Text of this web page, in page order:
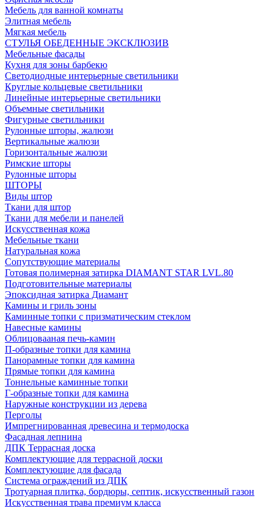
Мебель для ванной комнаты
Элитная мебель
Мягкая мебель
СТУЛЬЯ ОБЕДЕННЫЕ ЭКСКЛЮЗИВ
Мебельные фасады
Кухня для зоны барбекю
Светодиодные интерьерные светильники
Круглые кольцевые светильники
Линейные интерьерные светильники
Объемные светильники
Фигурные светильники
Рулонные шторы, жалюзи
Вертикальные жалюзи
Горизонтальные жалюзи
Римские шторы
Рулонные шторы
ШТОРЫ
Виды штор
Ткани для штор
Ткани для мебели и панелей
Искусственная кожа
Мебельные ткани
Натуральная кожа
Сопутствующие материалы
Готовая полимерная затирка DIAMANT STAR LVL.80
Подготовительные материалы
Эпоксидная затирка Диамант
Камины и гриль зоны
Каминные топки с призматическим стеклом
Навесные камины
Облицовааная печь-камин
П-образные топки для камина
Панорамные топки для камина
Прямые топки для камина
Тоннельные каминные топки
Г-образные топки для камина
Наружные конструкции из дерева
Перголы
Импрегнированная древесина и термодоска
Фасадная лепнина
ДПК Террасная доска
Комплектующие для террасной доски
Комплектующие для фасада
Система ограждений из ДПК
Тротуарная плитка, бордюры, септик, искусственный газон
Искусственная трава премиум класса